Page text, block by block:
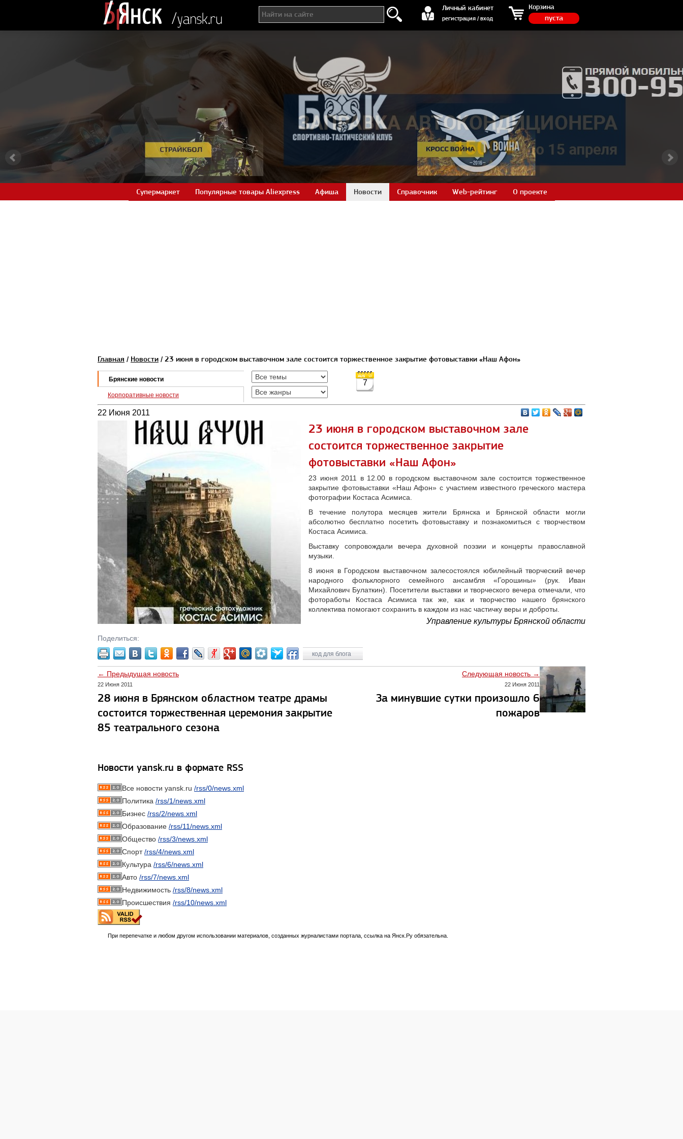
Личный кабинет
регистрация / вход
регистрация / вход Корзина
пуста
Супермаркет Популярные товары Aliexpress Афиша Новости Справочник Web-рейтинг О проекте
Главная / Новости / 23 июня в городском выставочном зале состоится торжественное закрытие фотовыставки «Наш Афон»
Брянские новости
Корпоративные новости
7
22 Июня 2011
23 июня в городском выставочном зале
состоится торжественное закрытие
фотовыставки «Наш Афон»
23 июня 2011 в 12.00 в городском выставочном зале состоится торжественное
закрытие фотовыставки «Наш Афон» с участием известного греческого мастера
фотографии Костаса Асимиса.
В течение полутора месяцев жители Брянска и Брянской области могли
абсолютно бесплатно посетить фотовыставку и познакомиться с творчеством
Костаса Асимиса.
Выставку сопровождали вечера духовной поэзии и концерты православной
музыки.
8 июня в Городском выставочном залесостоялся юбилейный творческий вечер
народного фольклорного семейного ансамбля «Горошины» (рук. Иван
Михайлович Булаткин). Посетители выставки и творческого вечера отмечали, что
фотоработы Костаса Асимиса так же, как и творчество нашего брянского
коллектива помогают сохранить в каждом из нас частичку веры и доброты.
Управление культуры Брянской области
Поделиться:
код для блога
← Предыдущая новость
22 Июня 2011
28 июня в Брянском областном театре драмы
состоится торжественная церемония закрытие
85 театрального сезона
Следующая новость →
22 Июня 2011
За минувшие сутки произошло 6
пожаров
Новости yansk.ru в формате RSS
Все новости yansk.ru /rss/0/news.xml
Политика /rss/1/news.xml
Бизнес /rss/2/news.xml
Образование /rss/11/news.xml
Общество /rss/3/news.xml
Спорт/rss/4/news.xml
Культура /rss/6/news.xml
Авто /rss/7/news.xml
Недвижимость /rss/8/news.xml
Происшествия /rss/10/news.xml
При перепечатке и любом другом использовании материалов, созданных журналистами портала, ссылка на Янск.Ру обязательна.